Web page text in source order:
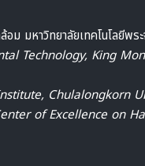
มหาวิทยาลัยเทคโนโลยีพระ
Technology, King
Chulalongkorn
of Excellence on